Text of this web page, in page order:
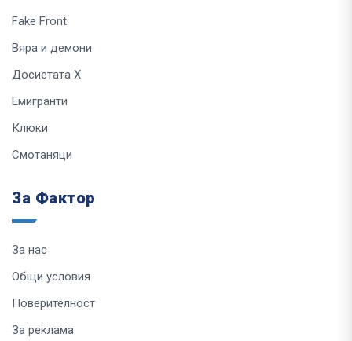
Fake Front
Вяра и демони
Досиетата Х
Емигранти
Клюки
Смотаняци
За Фактор
За нас
Общи условия
Поверителност
За реклама